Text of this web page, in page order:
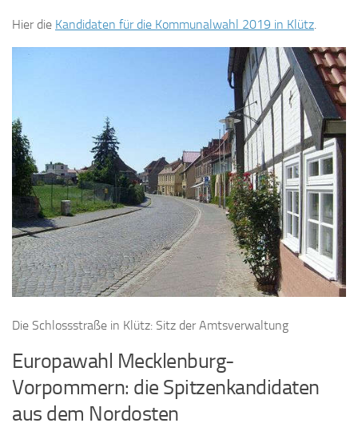
Hier die Kandidaten für die Kommunalwahl 2019 in Klütz
Die Schlossstraße in Klütz: Sitz der Amtsverwaltung
Europawahl Mecklenburg-
Vorpommern: die Spitzenkandidaten
aus dem Nordosten